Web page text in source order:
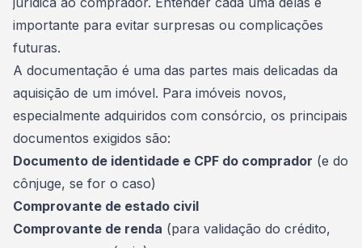
importante para evitar surpresas ou complicações
futuras.
A documentação é uma das partes mais delicadas da
aquisição de um imóvel. Para imóveis novos,
especialmente adquiridos com consórcio, os principais
documentos exigidos são:
Documento de identidade e CPF do comprador (e do
cônjuge, se for o caso)
Comprovante de estado civil
Comprovante de renda (para validação do crédito,